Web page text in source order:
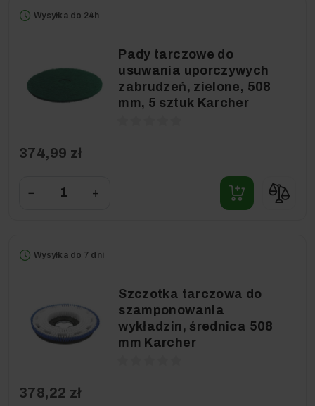
Wysyłka do 24h
Pady tarczowe do
usuwania uporczywych
zabrudzeń, zielone, 508
mm, 5 sztuk Karcher
374,99 zł
− +
Wysyłka do 7 dni
Szczotka tarczowa do
szamponowania
wykładzin, średnica 508
mm Karcher
378,22 zł